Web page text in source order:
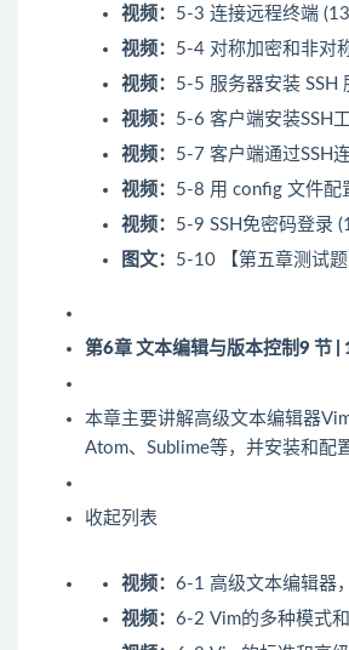
视频： 5-3 连接远程终端
视频： 5-4 对称加密和非对
视频： 5-5 服务器安装 SSH
视频： 5-6 客户端安装SSH
视频： 5-7 客户端通过SSH
视频： 5-8 用 config 文件配
视频： 5-9 SSH免密码登录
图文： 5-10 【第五章测试
第6章 文本编辑与版本控制 9 节 |
本章主要讲解高级文本编辑器
Atom、Sublime等，并安装和配
收起列表
视频： 6-1 高级文本编辑器
视频： 6-2 Vim的多种模式